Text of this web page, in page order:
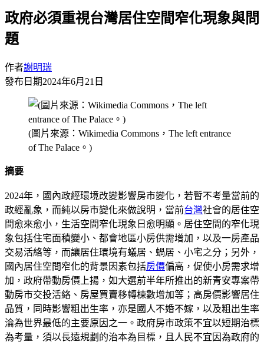
政府必須重視台灣居住空間窄化現象與問
題
作者謝明瑞
發布日期2024年6月21日
(圖片來源：Wikimedia Commons，The left entrance
of The Palace。)
摘要
2024年，國內政經環境改變影響房市變化，若暫不考量當前的
政經亂象，而純以房市變化來做說明，當前台灣社會的居住空
間愈來愈小，生活空間窄化現象日愈明顯。居住空間的窄化現
象包括住宅面積變小、都會地區小房供需增加，以及一房產品
交易活絡等，而讓居住環境有蟻居、蝸居、小宅之分；另外，
國內居住空間窄化的背景因素包括房價偏高，促使小房需求增
加，政府帶動房價上揚，如大選前半年所推出的新青安專案帶
動房市交投活絡、房屋買賣移轉棟數增加等；高房價影響居住
品質，同時影響粗出生率，亦是國人不婚不嫁，以及粗出生率
淪為世界最低的主要原因之一。政府房市政策不宜以短期治標
為考量，須以長遠規劃的治本為目標，且人民不宜因為政府的